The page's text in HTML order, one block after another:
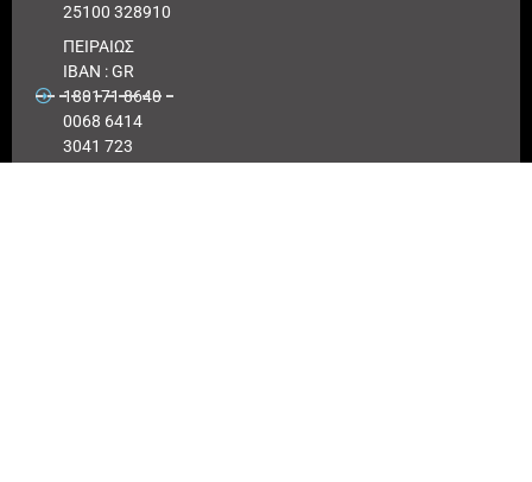
25100 328910
ΠΕΙΡΑΙΩΣ
IBAN : GR
180171 8640
0068 6414
3041 723